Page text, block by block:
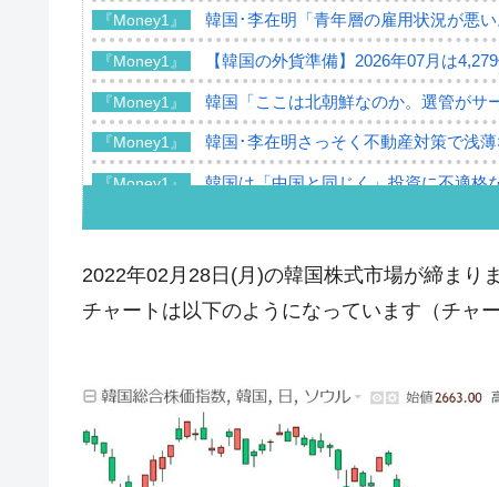
『Money1』 韓国･李在明「青年層の雇用状況が悪
『Money1』 【韓国の外貨準備】2026年07月は
『Money1』 韓国「ここは北朝鮮なのか。選管がサ
『Money1』 韓国･李在明さっそく不動産対策で浅薄
『Money1』 韓国は「中国と同じく」投資に不適格
『Money1』 韓国･外為取引量「1日当たり1,214.4
『Money1』 韓国･帰ってきた李在明。李在明を支
『Money1』 韓国･警察職員が「丸刈りになって抗議
『Money1』 中国だけが鉄鋼輸出を異常増加させ
2022年02月28日(月)の韓国株式市場が締まり
チャートは以下のようになっています（チャ